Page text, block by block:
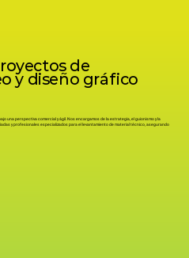
de
y diseño gráfico
una perspectiva comercial y ágil. Nos encargamos de la estrategia, el guionismo y la
y profesionales especializados para el levantamiento de material técnico, asegurando